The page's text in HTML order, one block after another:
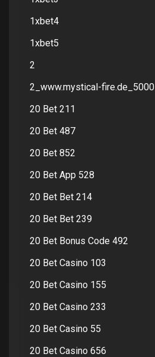
1xbet4
1xbet5
2
2_www.mystical-fire.de_5000
20 Bet 211
20 Bet 487
20 Bet 852
20 Bet App 528
20 Bet Bet 214
20 Bet Bet 239
20 Bet Bonus Code 492
20 Bet Casino 103
20 Bet Casino 155
20 Bet Casino 233
20 Bet Casino 55
20 Bet Casino 656